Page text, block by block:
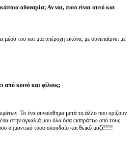
αδυναμία; Αν ναι, ποιο είναι αυτό και
του και μια υπέροχη εικόνα, με συνεπαίρνει με
από κοινό και φίλους;
Το ένα συναίσθημα μετά το άλλο που ορίζουν
στην αγκαλιά μου όλα όσα εισπράττω από τους
σημαντικό τόσο σπουδαίο και θεϊκό μαζί!!!!!